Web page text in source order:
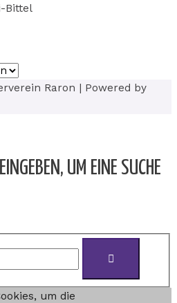
Bittel
Raron | Powered by
UM EINE SUCHE
um die